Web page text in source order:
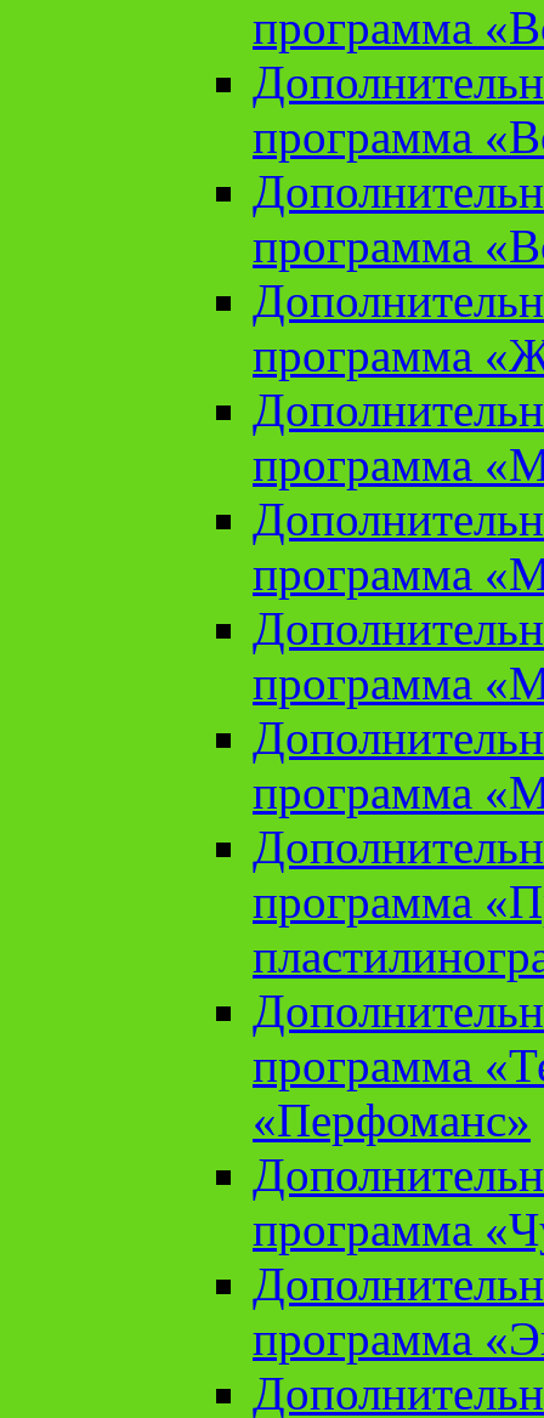
программа
программа
программа
программа
программа
программа
программа
программа
программа
программа
«Перфоманс»
программа
программа